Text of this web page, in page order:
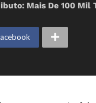
Mais De 100 Mil